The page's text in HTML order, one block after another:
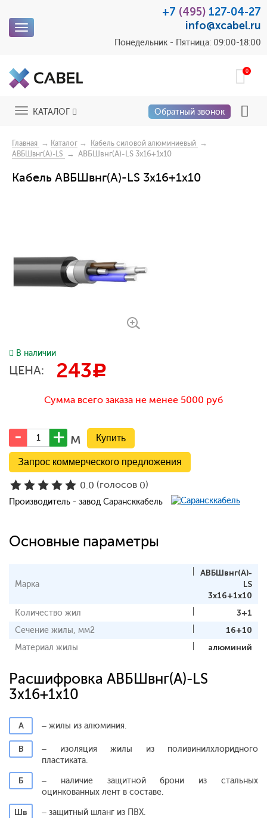
Toggle
+7 (495) 127-04-27
info@xcabel.ru
Понедельник - Пятница: 09:00-18:00
0
ToggleКАТАЛОГ Обратный звонок
Главная → Каталог → Кабель силовой алюминиевый →
АВБШвнг(A)-LS → АВБШвнг(A)-LS 3x16+1x10
Кабель АВБШвнг(A)-LS 3x16+1x10
В наличии
ЦЕНА: 243c
Сумма всего заказа не менее 5000 руб
м
Запрос коммерческого предложения
0.0 (голосов 0)
Производитель - завод Сарансккабель
Основные параметры
Марка
АВБШвнг(A)-
LS
3x16+1x10
Количество жил
3+1
Сечение жилы, мм2
16+10
Материал жилы
алюминий
Расшифровка АВБШвнг(A)-LS
3x16+1x10
А – жилы из алюминия.
В
– изоляция жилы из поливинилхлоридного
пластиката.
Б
– наличие защитной брони из стальных
оцинкованных лент в составе.
Шв
– защитный шланг из ПВХ.